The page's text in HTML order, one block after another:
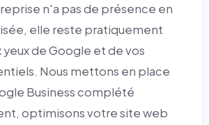
n'a pas de présence en
elle reste pratiquement
yeux de Google et de vos
Nous mettons en place
Business complété
optimisons votre site web